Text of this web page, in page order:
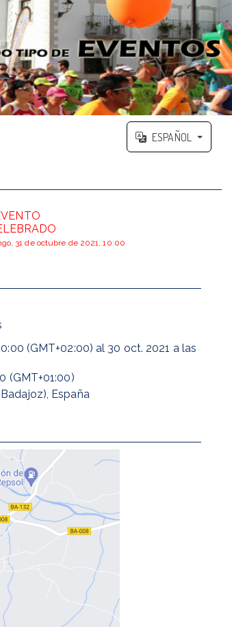
ESPAÑOL
31 de octubre de 2021, 10:00
(GMT+02:00) al 30 oct. 2021 a las
(GMT+01:00)
España